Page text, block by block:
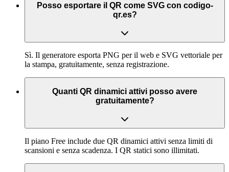
Posso esportare il QR come SVG con codigo-
qr.es?
Sì. Il generatore esporta PNG per il web e SVG vettoriale per
la stampa, gratuitamente, senza registrazione.
Quanti QR dinamici attivi posso avere
gratuitamente?
Il piano Free include due QR dinamici attivi senza limiti di
scansioni e senza scadenza. I QR statici sono illimitati.